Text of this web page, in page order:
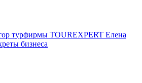
турфирмы TOUREXPERT Елена
бизнеса